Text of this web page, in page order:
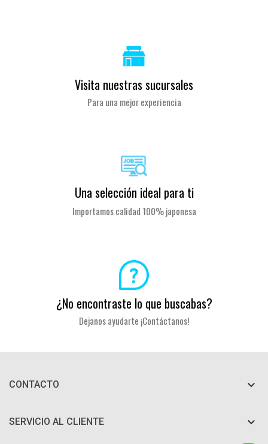
Visita nuestras sucursales
Para una mejor experiencia
Una selección ideal para ti
Importamos calidad 100% japonesa
¿No encontraste lo que buscabas?
Dejanos ayudarte ¡Contáctanos!
CONTACTO 
SERVICIO AL CLIENTE 